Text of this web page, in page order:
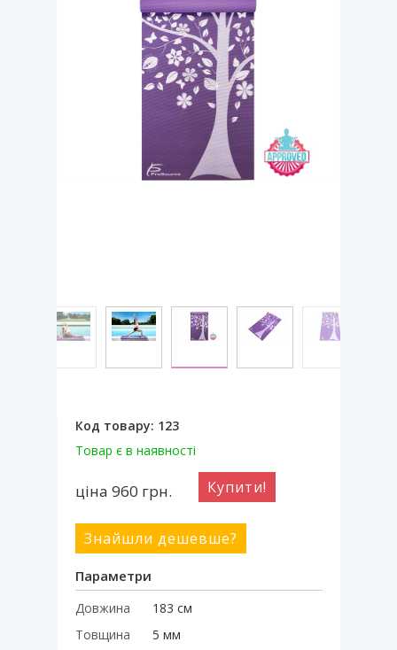
Код товару: 123
Товар є в наявності
ціна 960 грн. Купити!
Знайшли дешевше?
Параметри
Довжина
183 см
Товщина
5 мм